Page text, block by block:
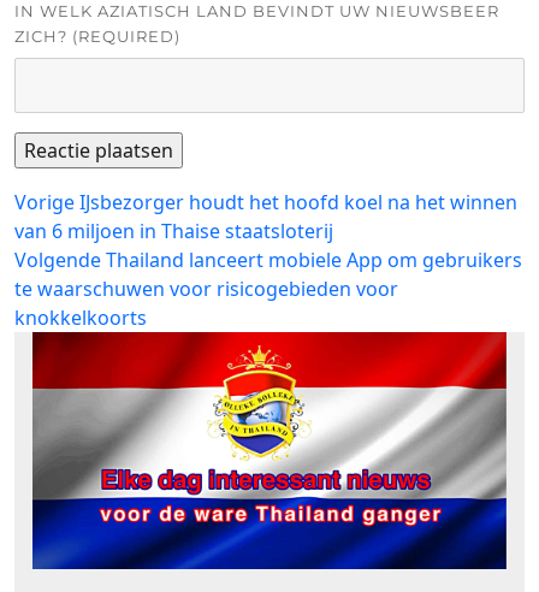
IN WELK AZIATISCH LAND BEVINDT UW NIEUWSBEER
ZICH? (REQUIRED)
Bericht
navigatie
VorigeVorig
bericht:
IJsbezorger houdt het hoofd koel na het winnen
van 6 miljoen in Thaise staatsloterij
VolgendeVolgend
bericht:
Thailand lanceert mobiele App om gebruikers
te waarschuwen voor risicogebieden voor
knokkelkoorts